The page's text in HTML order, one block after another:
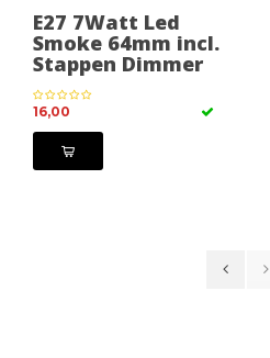
E27 7Watt Led
Smoke 64mm incl.
Stappen Dimmer
16,00